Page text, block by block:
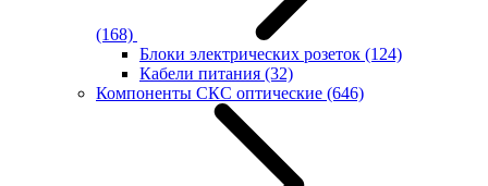
(168)
Блоки электрических розеток (124)
Кабели питания (32)
Компоненты СКС оптические (646)